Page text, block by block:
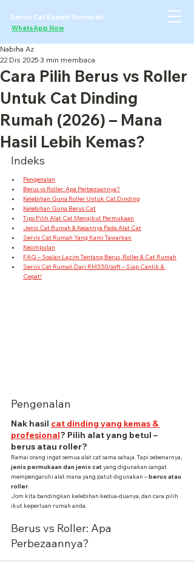
Servis Cat Rumah Termurah ·
WhatsApp Now
Cara Pilih Berus vs Roller
Untuk Cat Dinding
Rumah (2026) – Mana
Hasil Lebih Kemas?
Nabiha Az
22 Dis 2025 3 min membaca
Indeks
Pengenalan
Berus vs Roller: Apa Perbezaannya?
Kelebihan Guna Roller Untuk Cat Dinding
Kelebihan Guna Berus Cat
Tips Pilih Alat Cat Mengikut Permukaan
Jenis Cat Rumah & Kesannya Pada Alat Cat
Servis Cat Rumah Yang Kami Tawarkan
Kesimpulan
FAQ – Soalan Lazim Tentang Berus, Roller & Cat Rumah
Servis Cat Rumah Dari RM3.50/sqft – Siap Cantik &
Cepat!
Pengenalan
Nak hasil cat dinding yang kemas &
profesional? Pilih alat yang betul –
berus atau roller?
Ramai orang ingat semua alat cat sama sahaja. Tapi sebenarnya,
jenis permukaan dan jenis cat yang digunakan sangat
mempengaruhi alat mana yang patut digunakan – berus atau
roller.
Jom kita bandingkan kelebihan kedua-duanya, dan cara pilih
ikut keperluan rumah anda.
Berus vs Roller: Apa
Perbezaannya?